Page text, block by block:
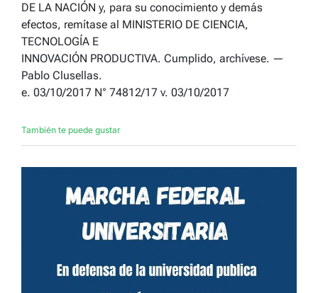
DE LA NACIÓN y, para su conocimiento y demás
efectos, remítase al MINISTERIO DE CIENCIA,
TECNOLOGÍA E
INNOVACIÓN PRODUCTIVA. Cumplido, archívese. —
Pablo Clusellas.
e. 03/10/2017 N° 74812/17 v. 03/10/2017
También te puede gustar